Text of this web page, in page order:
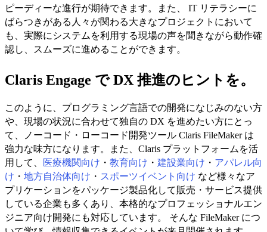
ピーディーな進行が期待できます。また、 IT リテラシーに
ばらつきがある人々が関わる大きなプロジェクトにおいて
も、実際にシステムを利用する現場の声を聞きながら動作確
認し、スムーズに進めることができます。
Claris Engage で DX 推進のヒントを。
このように、プログラミング言語での開発になじみのない方
や、現場の状況に合わせて独自の DX を進めたい方にとっ
て、ノーコード・ローコード開発ツール Claris FileMaker は
強力な味方になります。また、Claris プラットフォームを活
用して、
医療機関向け ・ 教育向け ・ 建設業向け ・ アパレル向
け ・ 地方自治体向け ・ スポーツイベント向け など様々なア
プリケーションをパッケージ製品化して販売・サービス提供
している企業も多くあり、本格的なプロフェッショナルエン
ジニア向け開発にも対応しています。 そんな FileMaker につ